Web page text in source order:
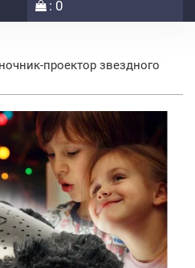
: 0
проектор звездного